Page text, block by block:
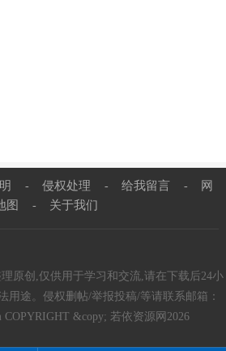
- 侵权处理 - 给我留言 -
网
图
- 关于我们
原创,仅供用于学习和交流,请在下载后24小
用途。侵权删帖/举报投稿/等请联系邮箱：
COPYRIGHT &copy; 若依资源网2026